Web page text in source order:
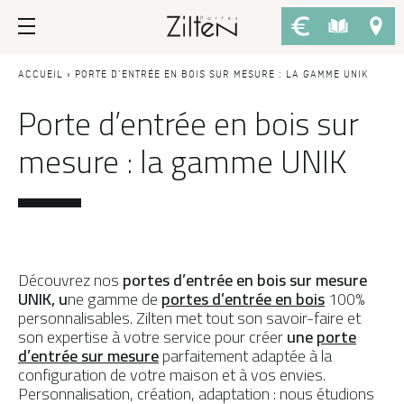
Nos portes d’entrée
PAR TYPE
Porte d’entrée
Porte de service
Porte d'entrée sur-mesure
PAR STYLE
Portes d'entrée modernes
Portes d’entrée traditionnelles
Conseils
LE CHOIX
Savoir-faire
Design
Performances
Usage
Fiscalité
L'ENTRETIEN
ACCUEIL » PORTE D’ENTRÉE EN BOIS SUR MESURE : LA GAMME UNIK
Porte d’entrée en bois sur
mesure : la gamme UNIK
Découvrez nosportes d’entrée en bois sur mesure
UNIK, une gamme deportes d’entrée en bois100%
personnalisables. Zilten met tout son savoir-faire et
son expertise à votre service pour créeruneporte
d’entrée sur mesureparfaitement adaptée à la
configuration de votre maison et à vos envies.
Personnalisation, création, adaptation : nous étudions